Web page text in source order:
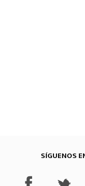
SÍGUENOS